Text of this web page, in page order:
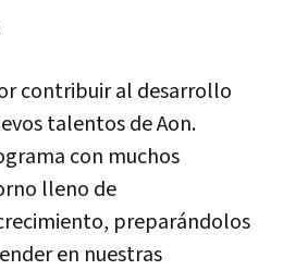
contribuir al desarrollo
talentos de Aon.
con muchos
lleno de
preparándolos
en nuestras